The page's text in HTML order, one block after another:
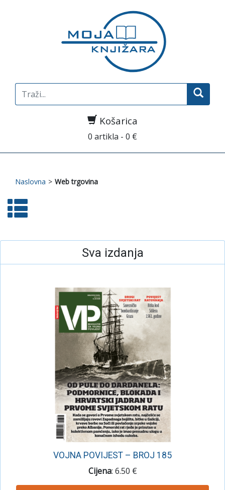
Search
for:
Košarica
0 artikla - 0 €
Naslovna > Web trgovina
Sva izdanja
VOJNA POVIJEST – BROJ 185
Cijena: 6.50 €